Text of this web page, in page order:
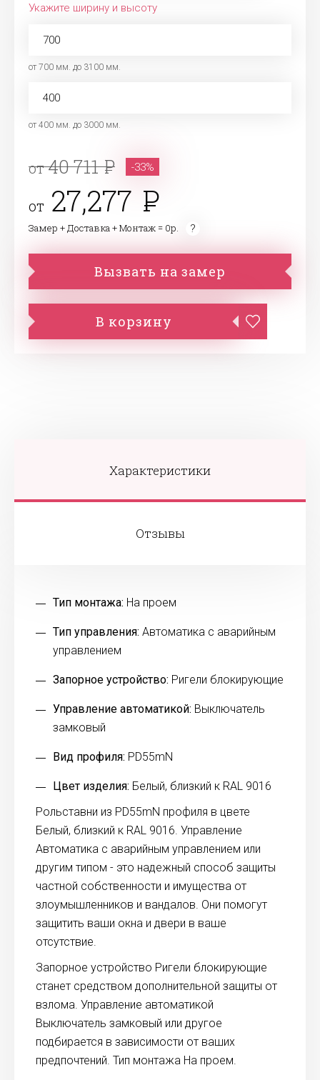
Укажите ширину и высоту
от 700 мм. до 3100 мм.
от 400 мм. до 3000 мм.
от40 711 -33%
от 27,277
Замер + Доставка + Монтаж = 0р.
Вызвать на замер
В корзину
Характеристики
Отзывы
Тип монтажа: На проем
Тип управления: Автоматика с аварийным
управлением
Запорное устройство: Ригели блокирующие
Управление автоматикой: Выключатель
замковый
Вид профиля: PD55mN
Цвет изделия: Белый, близкий к RAL 9016
Рольставни из PD55mN профиля в цвете
Белый, близкий к RAL 9016. Управление
Автоматика с аварийным управлением или
другим типом - это надежный способ защиты
частной собственности и имущества от
злоумышленников и вандалов. Они помогут
защитить ваши окна и двери в ваше
отсутствие.
Запорное устройство Ригели блокирующие
станет средством дополнительной защиты от
взлома. Управление автоматикой
Выключатель замковый или другое
подбирается в зависимости от ваших
предпочтений. Тип монтажа На проем.